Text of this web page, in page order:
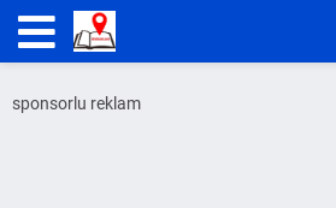
sponsorlu reklam